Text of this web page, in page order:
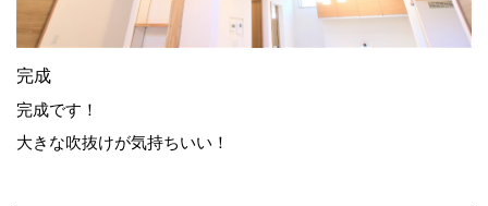
完成
完成です！
大きな吹抜けが気持ちいい！